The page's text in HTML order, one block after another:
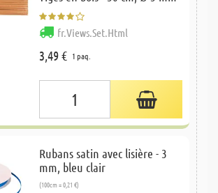
fr.Views.Set.Html
3,49 € 1 paq.
Rubans satin avec lisière - 3
mm, bleu clair
(100cm = 0,21 €)